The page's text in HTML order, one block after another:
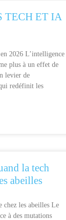
TECH ET IA
2026 L’intelligence
plus à un effet de
levier de
redéfinit les
la tech
abeilles
chez les abeilles Le
à des mutations